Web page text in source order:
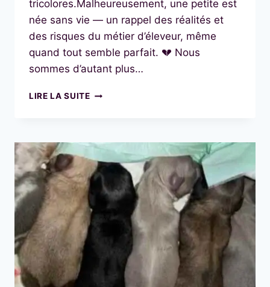
tricolores.Malheureusement, une petite est
née sans vie — un rappel des réalités et
des risques du métier d’éleveur, même
quand tout semble parfait. 💔 Nous
sommes d’autant plus…
LIRE LA SUITE🌸
CHIHUAHUAS
:
BIENVENUE
AUX
BÉBÉS
DE
JUNE